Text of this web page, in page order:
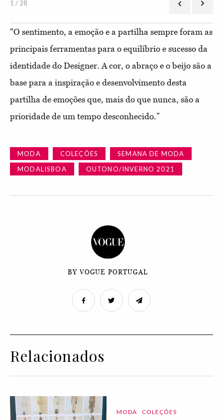
1 / 28
"O sentimento, a emoção e a partilha sempre foram as
principais ferramentas para o equilíbrio e sucesso da
identidade do Designer. A cor, o abraço e o beijo são a
base para a inspiração e desenvolvimento desta
partilha de emoções que, mais do que nunca, são a
prioridade de um tempo desconhecido.”
MODA COLEÇÕES
SEMANA DE MODA
MODALISBOA
OUTONO/INVERNO 2021
BY VOGUE PORTUGAL
Relacionados
MODA COLEÇÕES